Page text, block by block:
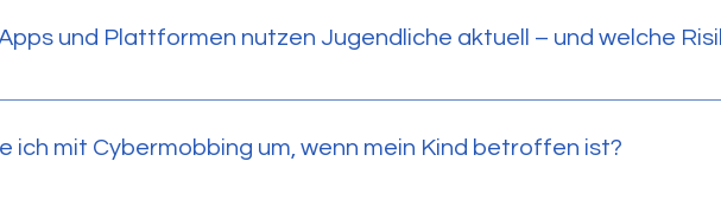
und Plattformen nutzen Jugendliche aktuell – und welche
TikTok, Instagram, Snapchat, Discord und WhatsApp. Risiken sind
ich mit Cybermobbing um, wenn mein Kind betroffen ist?